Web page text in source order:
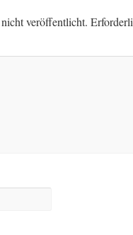
veröffentlicht.